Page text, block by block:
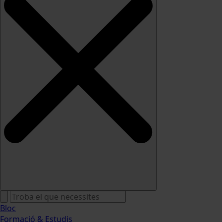
Bloc
Formació & Estudis